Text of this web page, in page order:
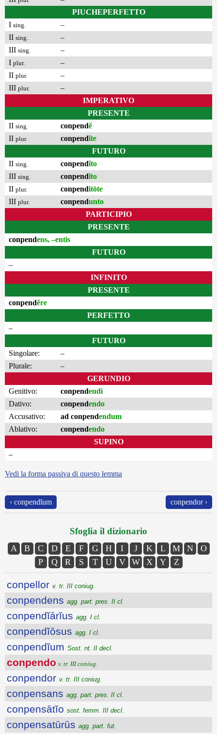
PIUCHEPERFETTO
I sing.
–
II sing.
–
III sing.
–
I plur.
–
II plur.
–
III plur.
–
IMPERATIVO
PRESENTE
II sing. conpendĕ
II plur. conpendĭte
FUTURO
II sing. conpendĭto
III sing. conpendĭto
II plur. conpenditōte
III plur. conpendunto
PARTICIPIO
PRESENTE
conpendens, –entis
FUTURO
–
INFINITO
PRESENTE
conpendĕre
PERFETTO
–
FUTURO
Singolare:
–
Plurale:
–
GERUNDIO
Genitivo:
conpendendi
Dativo:
conpendendo
Accusativo:
ad conpendendum
Ablativo:
conpendendo
SUPINO
–
Vedi la forma passiva di questo lemma
‹ conpendĭum conpendor ›
Sfoglia il dizionario
A B C D E F G H I J K L M N
O
P
Q R S T U V W X Y Z
conpellor v. tr. III coniug.
conpendens agg. part. pres. II cl.
conpendĭārĭus agg. I cl.
conpendĭōsus agg. I cl.
conpendĭum Sost. nt. II decl.
conpendo v. tr. III coniug.
conpendor v. tr. III coniug.
conpensans agg. part. pres. II cl.
conpensātĭo sost. femm. III decl.
conpensatūrūs agg. part. fut.